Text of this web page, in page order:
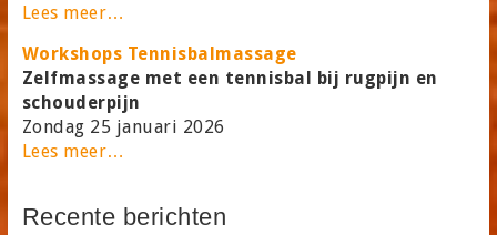
Lees meer…
Workshops Tennisbalmassage
Zelfmassage met een tennisbal bij rugpijn en
schouderpijn
Zondag 25 januari 2026
Lees meer…
Recente berichten